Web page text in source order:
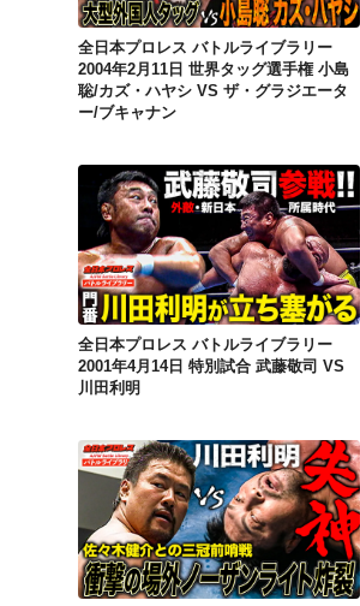
全日本プロレス バトルライブラリー
2004年2月11日 世界タッグ選手権 小島
聡/カズ・ハヤシ VS ザ・グラジエータ
ー/ブキャナン
全日本プロレス バトルライブラリー 2001年4月14日 特別試合 武藤敬司 VS 川田利明
全日本プロレス バトルライブラリー
2001年4月14日 特別試合 武藤敬司 VS
川田利明
全日本プロレス バトルライブラリー 2007年9月29日 佐々木健介/中嶋勝彦 VS 川田利明/土方隆司